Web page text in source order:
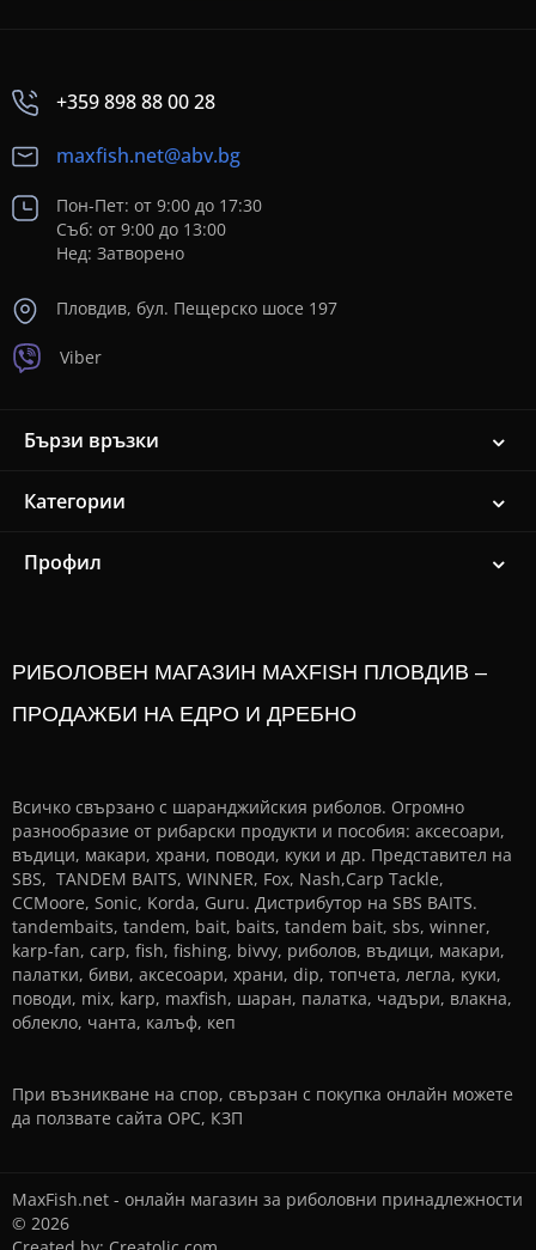
+359 898 88 00 28
maxfish.net@abv.bg
Пон-Пет: от 9:00 до 17:30
Съб: от 9:00 до 13:00
Нед: Затворено
Пловдив, бул. Пещерско шосе 197
Viber
Бързи връзки
Категории
Профил
РИБОЛОВЕН МАГАЗИН MAXFISH ПЛОВДИВ –
ПРОДАЖБИ НА ЕДРО И ДРЕБНО
Всичко свързано с шаранджийския риболов. Огромно
разнообразие от рибарски продукти и пособия: аксесоари,
въдици, макари, храни, поводи, куки и др. Представител на
SBS, TANDEM BAITS, WINNER, Fox, Nash,Carp Tackle,
CCMoore, Sonic, Korda, Guru. Дистрибутор на SBS BAITS.
tandembaits, tandem, bait, baits, tandem bait, sbs, winner,
karp-fan, carp, fish, fishing, bivvy, риболов, въдици, макари,
палатки, биви, аксесоари, храни, dip, топчета, легла, куки,
поводи, mix, karp, maxfish, шаран, палатка, чадъри, влакна,
облекло, чанта, калъф, кеп
При възникване на спор, свързан с покупка онлайн можете
да ползвате сайта ОРС, КЗП
MaxFish.net - онлайн магазин за риболовни принадлежности
© 2026